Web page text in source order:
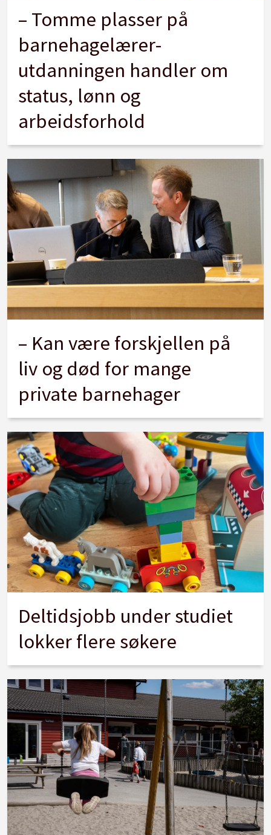
– Tomme plasser på
barnehagelærer­
utdanningen handler om
status, lønn og
arbeidsforhold
– Kan være forskjellen på
liv og død for mange
private barnehager
Deltidsjobb under studiet
lokker flere søkere